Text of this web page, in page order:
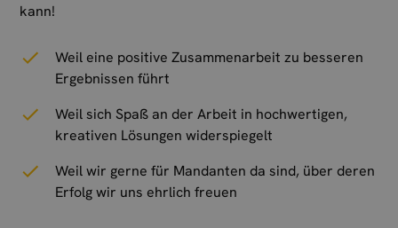
kann!
Weil eine positive Zusammenarbeit zu besseren
Ergebnissen führt
Weil sich Spaß an der Arbeit in hochwertigen,
kreativen Lösungen widerspiegelt
Weil wir gerne für Mandanten da sind, über deren
Erfolg wir uns ehrlich freuen